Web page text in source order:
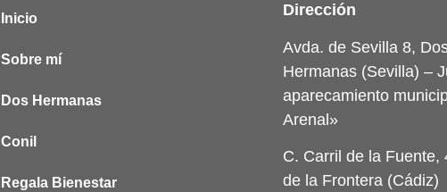
Inicio
Sobre mí
Dos Hermanas
Conil
Regala Bienestar
Dirección
Avda. de Sevilla 8,
Hermanas (Sevilla) –
aparecamiento
Arenal»
C. Carril de la Fuente,
de la Frontera (Cádiz)